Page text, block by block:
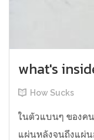
what's
How Sucks
ในตัวแบนๆ ของค
แผ่นหลังจนถึงแผ่